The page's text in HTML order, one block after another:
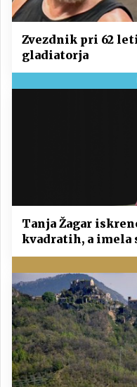
Zvezdnik pri 62
gladiatorja
Tanja Žagar
kvadratih, a imela
potrebuje